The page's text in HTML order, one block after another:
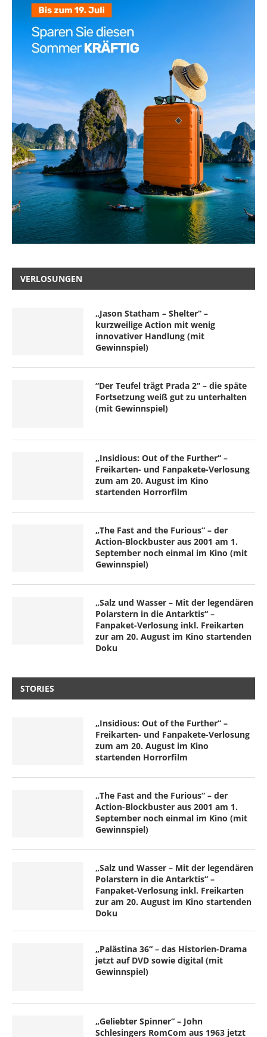
VERLOSUNGEN
„Jason Statham – Shelter“ –
kurzweilige Action mit wenig
innovativer Handlung (mit
Gewinnspiel)
“Der Teufel trägt Prada 2” – die späte
Fortsetzung weiß gut zu unterhalten
(mit Gewinnspiel)
„Insidious: Out of the Further“ –
Freikarten- und Fanpakete-Verlosung
zum am 20. August im Kino
startenden Horrorfilm
„The Fast and the Furious“ – der
Action-Blockbuster aus 2001 am 1.
September noch einmal im Kino (mit
Gewinnspiel)
„Salz und Wasser – Mit der legendären
Polarstern in die Antarktis“ –
Fanpaket-Verlosung inkl. Freikarten
zur am 20. August im Kino startenden
Doku
STORIES
„Insidious: Out of the Further“ –
Freikarten- und Fanpakete-Verlosung
zum am 20. August im Kino
startenden Horrorfilm
„The Fast and the Furious“ – der
Action-Blockbuster aus 2001 am 1.
September noch einmal im Kino (mit
Gewinnspiel)
„Salz und Wasser – Mit der legendären
Polarstern in die Antarktis“ –
Fanpaket-Verlosung inkl. Freikarten
zur am 20. August im Kino startenden
Doku
„Palästina 36“ – das Historien-Drama
jetzt auf DVD sowie digital (mit
Gewinnspiel)
„Geliebter Spinner“ – John
Schlesingers RomCom aus 1963 jetzt